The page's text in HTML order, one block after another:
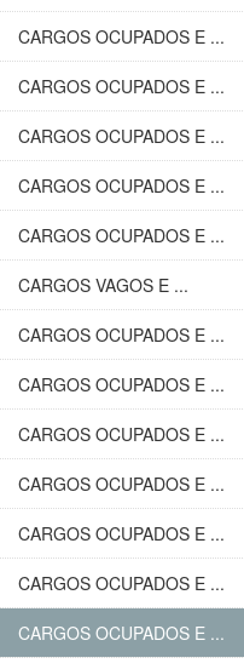
CARGOS OCUPADOS E ...
CARGOS OCUPADOS E ...
CARGOS OCUPADOS E ...
CARGOS OCUPADOS E ...
CARGOS OCUPADOS E ...
CARGOS VAGOS E ...
CARGOS OCUPADOS E ...
CARGOS OCUPADOS E ...
CARGOS OCUPADOS E ...
CARGOS OCUPADOS E ...
CARGOS OCUPADOS E ...
CARGOS OCUPADOS E ...
CARGOS OCUPADOS E ...